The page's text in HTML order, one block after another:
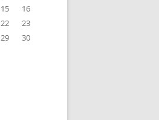
15
16
22
23
29
30